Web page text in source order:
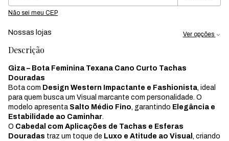
Não sei meu CEP
Nossas lojas Ver opções
Descrição
Giza – Bota Feminina Texana Cano Curto Tachas
Douradas
Bota com Design Western Impactante e Fashionista, ideal
para quem busca um Visual marcante com personalidade. O
modelo apresenta Salto Médio Fino, garantindo Elegância e
Estabilidade ao Caminhar.
O Cabedal com Aplicações de Tachas e Esferas
Douradas traz um toque de Luxo e Atitude ao Visual , criando